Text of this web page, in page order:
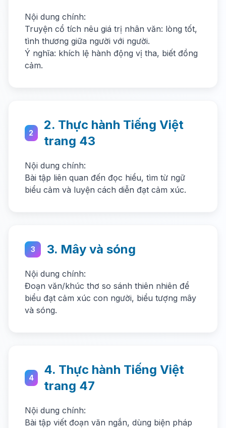
Nội dung chính:
Truyện cổ tích nêu giá trị nhân văn: lòng tốt,
tình thương giữa người với người.
Ý nghĩa: khích lệ hành động vị tha, biết đồng
cảm.
2
2. Thực hành Tiếng Việt
trang 43
Nội dung chính:
Bài tập liên quan đến đọc hiểu, tìm từ ngữ
biểu cảm và luyện cách diễn đạt cảm xúc.
3 3. Mây và sóng
Nội dung chính:
Đoạn văn/khúc thơ so sánh thiên nhiên để
biểu đạt cảm xúc con người, biểu tượng mây
và sóng.
4
4. Thực hành Tiếng Việt
trang 47
Nội dung chính:
Bài tập viết đoạn văn ngắn, dùng biện pháp